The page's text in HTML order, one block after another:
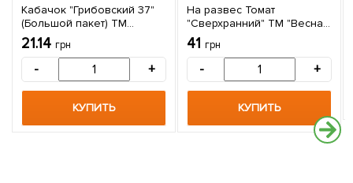
Кабачок "Грибовский 37"
(Большой пакет) ТМ
"Весна" 4г
21.14 грн
- +
КУПИТЬ
На развес Томат
"Сверхранний" ТМ "Весна"
цена за 2г
41 грн
- +
КУПИТЬ